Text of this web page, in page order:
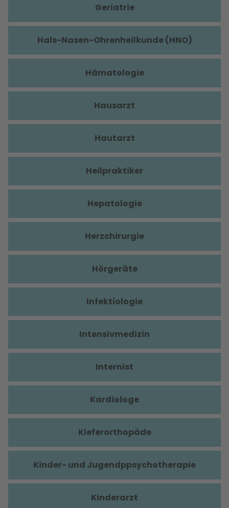
Geriatrie
Hals-Nasen-Ohrenheilkunde (HNO)
Hämatologie
Hausarzt
Hautarzt
Heilpraktiker
Hepatologie
Herzchirurgie
Hörgeräte
Infektiologie
Intensivmedizin
Internist
Kardiologe
Kieferorthopäde
Kinder- und Jugendppsychotherapie
Kinderarzt